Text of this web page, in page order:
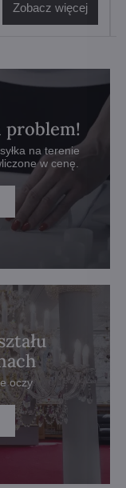
Zobacz więcej
problem!
na terenie
w cenę.
oczy